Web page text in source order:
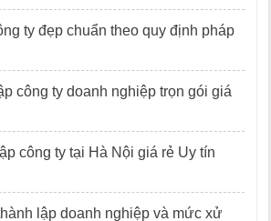
ty đẹp chuẩn theo quy định pháp
công ty doanh nghiệp trọn gói giá
công ty tại Hà Nội giá rẻ Uy tín
lập doanh nghiệp và mức xử